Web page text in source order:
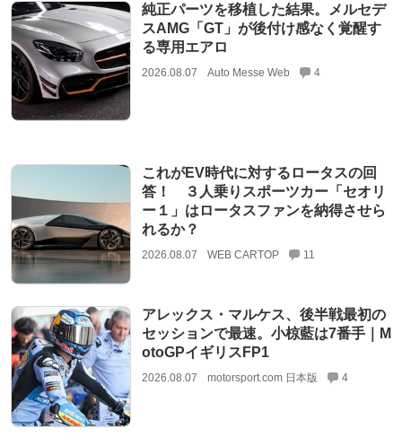
純正パーツを移植した結果。メルセデ
スAMG「GT」が後付け感なく覚醒す
る専用エアロ
2026.08.07 Auto Messe Web 4
これがEV時代に対するロータスの回
答！ ３人乗りスポーツカー「セオリ
ー１」はロータスファンを納得させら
れるか？
2026.08.07 WEB CARTOP 11
アレックス・マルケス、後半戦最初の
セッションで最速。小椋藍は7番手｜M
otoGPイギリスFP1
2026.08.07 motorsport.com 日本版 4